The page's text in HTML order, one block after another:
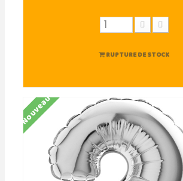
RUPTURE DE STOCK
Nouveau